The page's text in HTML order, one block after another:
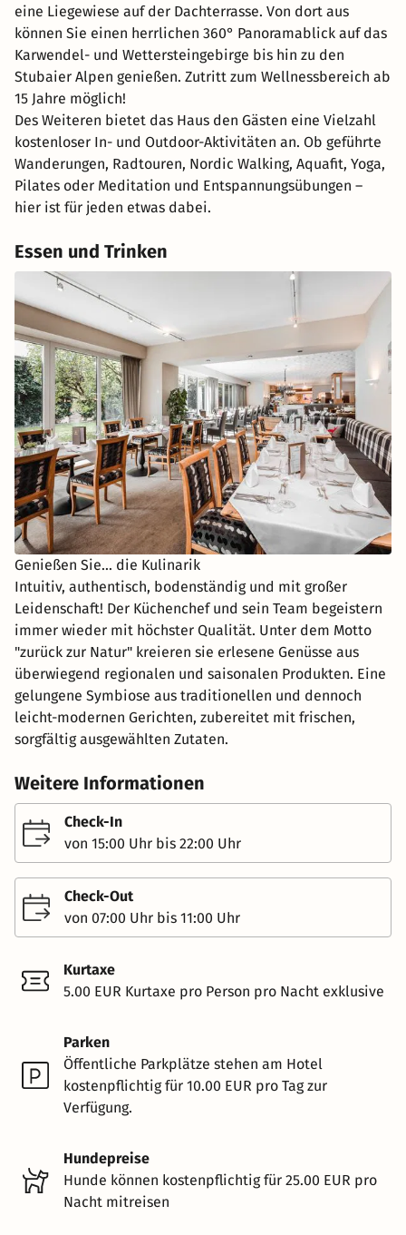
eine Liegewiese auf der Dachterrasse. Von dort aus
können Sie einen herrlichen 360° Panoramablick auf das
Karwendel- und Wettersteingebirge bis hin zu den
Stubaier Alpen genießen. Zutritt zum Wellnessbereich ab
15 Jahre möglich!
Des Weiteren bietet das Haus den Gästen eine Vielzahl
kostenloser In- und Outdoor-Aktivitäten an. Ob geführte
Wanderungen, Radtouren, Nordic Walking, Aquafit, Yoga,
Pilates oder Meditation und Entspannungsübungen –
hier ist für jeden etwas dabei.
Essen und Trinken
Genießen Sie... die Kulinarik
Intuitiv, authentisch, bodenständig und mit großer
Leidenschaft! Der Küchenchef und sein Team begeistern
immer wieder mit höchster Qualität. Unter dem Motto
"zurück zur Natur" kreieren sie erlesene Genüsse aus
überwiegend regionalen und saisonalen Produkten. Eine
gelungene Symbiose aus traditionellen und dennoch
leicht-modernen Gerichten, zubereitet mit frischen,
sorgfältig ausgewählten Zutaten.
Weitere Informationen
Check-In
von 15:00 Uhr bis 22:00 Uhr
Check-Out
von 07:00 Uhr bis 11:00 Uhr
Kurtaxe
5.00 EUR Kurtaxe pro Person pro Nacht exklusive
Parken
Öffentliche Parkplätze stehen am Hotel
kostenpflichtig für 10.00 EUR pro Tag zur
Verfügung.
Hundepreise
Hunde können kostenpflichtig für 25.00 EUR pro
Nacht mitreisen